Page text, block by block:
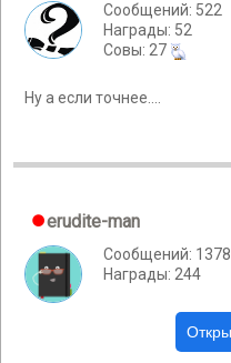
Сообщений: 522
Награды: 52
Cовы: 27
Ну а если точнее....
erudite-man
Сообщений: 1378
Награды: 244